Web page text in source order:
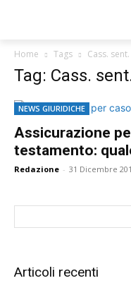
Home Tags Cass.
Tag: Cass.
NEWS GIURIDICHE
Assicurazione
testamento:
Redazione - 31 Dicembre
Articoli recenti